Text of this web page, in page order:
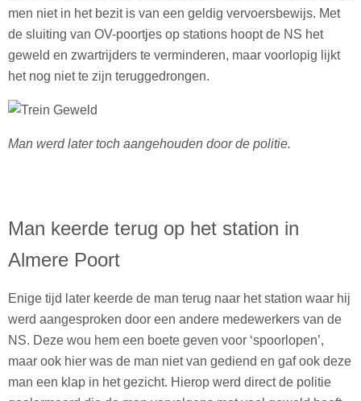
men niet in het bezit is van een geldig vervoersbewijs. Met
de sluiting van OV-poortjes op stations hoopt de NS het
geweld en zwartrijders te verminderen, maar voorlopig lijkt
het nog niet te zijn teruggedrongen.
Man werd later toch aangehouden door de politie.
Man keerde terug op het station in
Almere Poort
Enige tijd later keerde de man terug naar het station waar hij
werd aangesproken door een andere medewerkers van de
NS. Deze wou hem een boete geven voor ‘spoorlopen’,
maar ook hier was de man niet van gediend en gaf ook deze
man een klap in het gezicht. Hierop werd direct de politie